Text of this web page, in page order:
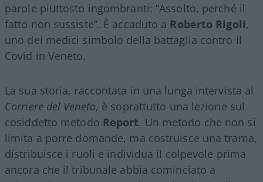
parole piuttosto ingombranti: “Assolto, perché il
fatto non sussiste”. È accaduto a Roberto Rigoli,
uno dei medici simbolo della battaglia contro il
Covid in Veneto.
La sua storia, raccontata in una lunga intervista al
Corriere del Veneto, è soprattutto una lezione sul
cosiddetto metodo Report. Un metodo che non si
limita a porre domande, ma costruisce una trama,
distribuisce i ruoli e individua il colpevole prima
ancora che il tribunale abbia cominciato a